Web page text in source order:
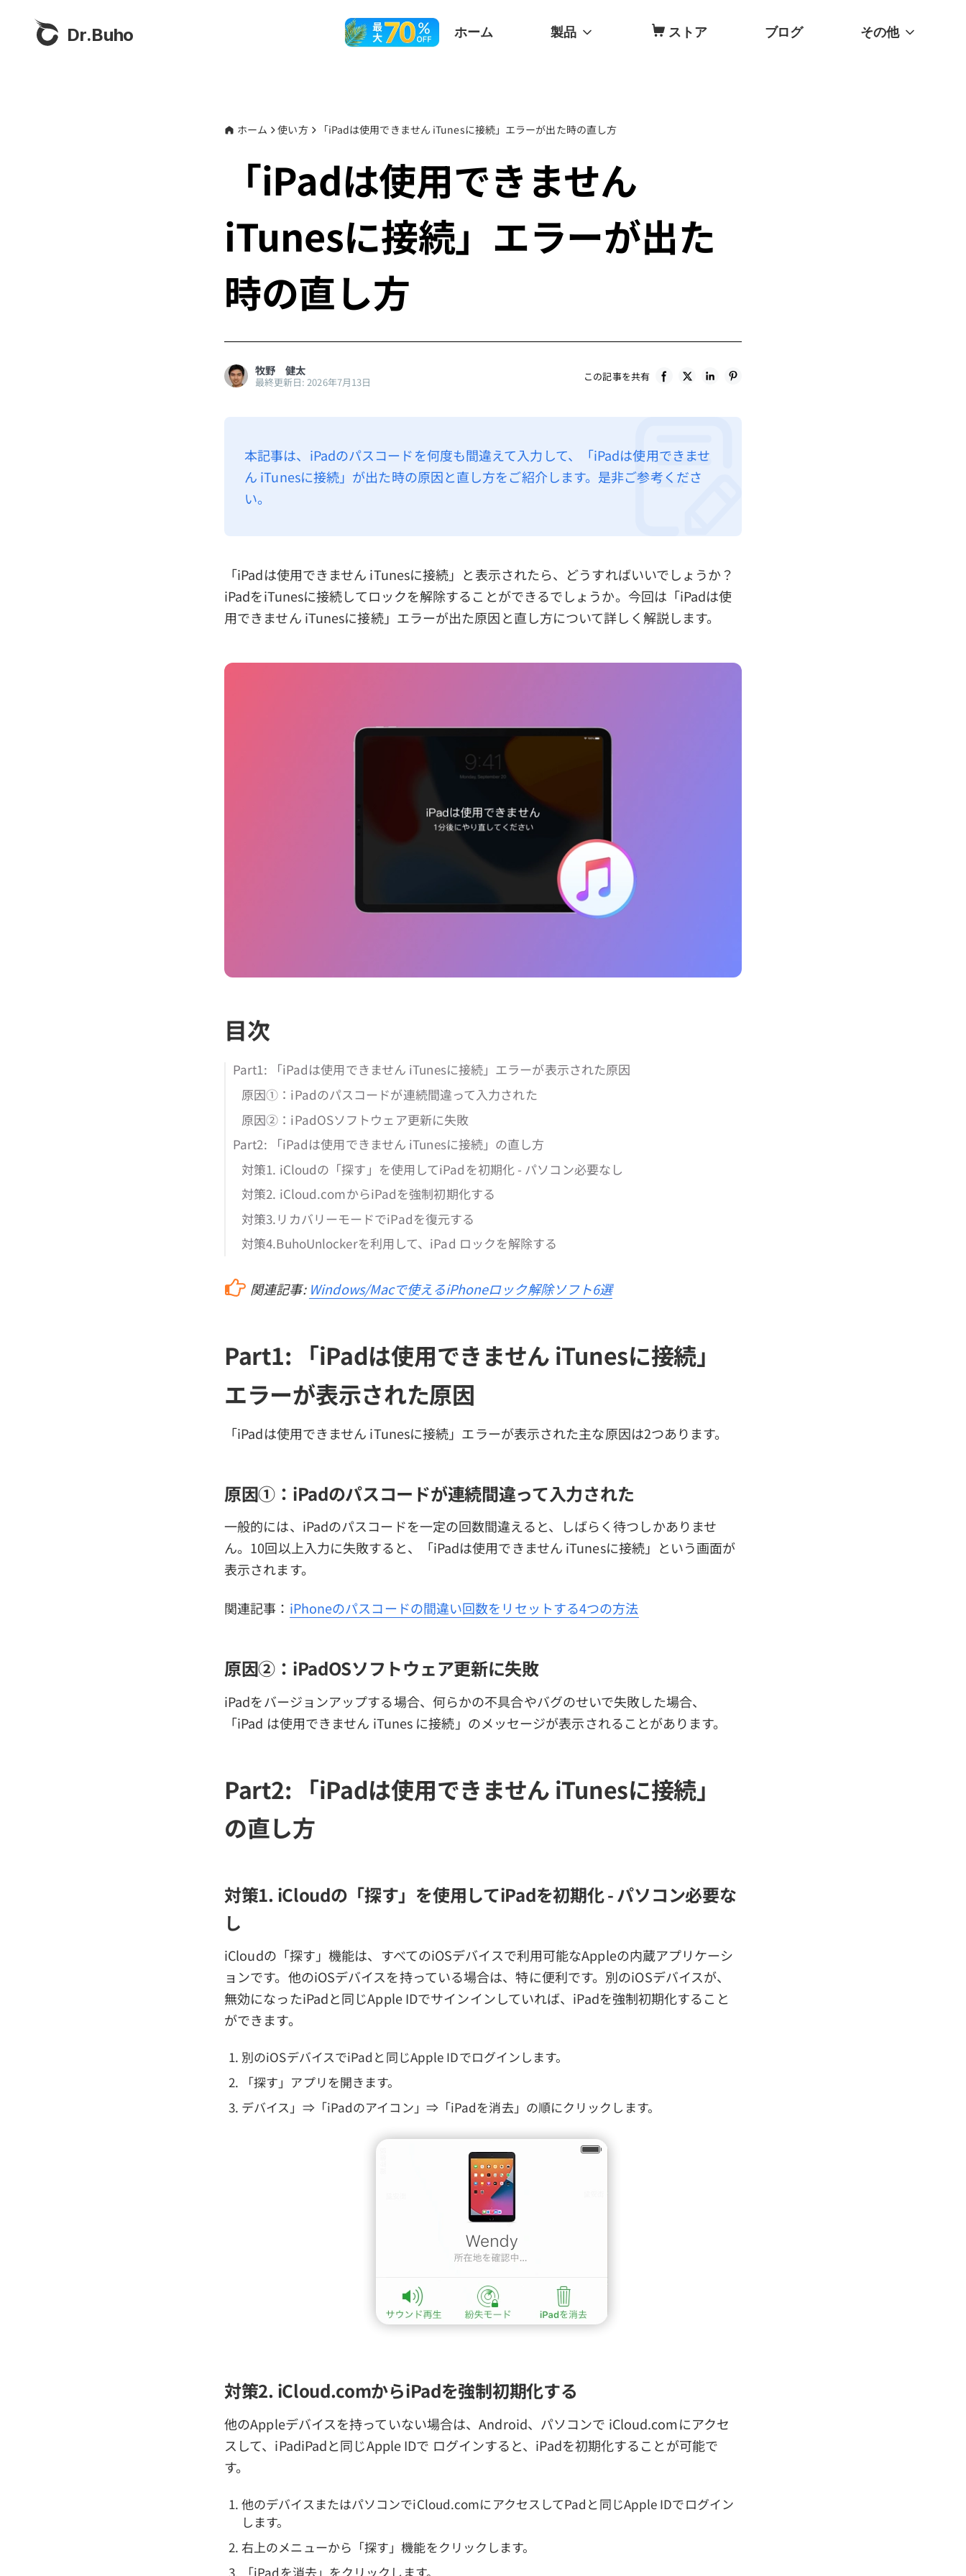
Dr.Buho ホーム 製品 ストア ブログ その他
ホーム 使い方 「iPadは使用できません iTunesに接続」エラーが出た時の直し方
「iPadは使用できません
iTunesに接続」エラーが出た
時の直し方
牧野 健太
最終更新日: 2026年7月13日 この記事を共有
本記事は、iPadのパスコードを何度も間違えて入力して、「iPadは使用できませ
ん iTunesに接続」が出た時の原因と直し方をご紹介します。是非ご参考くださ
い。
「iPadは使用できません iTunesに接続」と表示されたら、どうすればいいでしょうか？
iPadをiTunesに接続してロックを解除することができるでしょうか。今回は「iPadは使
用できません iTunesに接続」エラーが出た原因と直し方について詳しく解説します。
目次
Part1: 「iPadは使用できません iTunesに接続」エラーが表示された原因
原因①：iPadのパスコードが連続間違って入力された
原因②：iPadOSソフトウェア更新に失敗
Part2: 「iPadは使用できません iTunesに接続」の直し方
対策1. iCloudの「探す」を使用してiPadを初期化 - パソコン必要なし
対策2. iCloud.comからiPadを強制初期化する
対策3.リカバリーモードでiPadを復元する
対策4.BuhoUnlockerを利用して、iPad ロックを解除する
関連記事: Windows/Macで使えるiPhoneロック解除ソフト6選
Part1: 「iPadは使用できません iTunesに接続」
エラーが表示された原因
「iPadは使用できません iTunesに接続」エラーが表示された主な原因は2つあります。
原因①：iPadのパスコードが連続間違って入力された
一般的には、iPadのパスコードを一定の回数間違えると、しばらく待つしかありませ
ん。10回以上入力に失敗すると、「iPadは使用できません iTunesに接続」という画面が
表示されます。
関連記事：​​ iPhoneのパスコードの間違い回数をリセットする4つの方法
原因②：iPadOSソフトウェア更新に失敗
iPadをバージョンアップする場合、何らかの不具合やバグのせいで失敗した場合、
「iPad は使用できません iTunes に接続」のメッセージが表示されることがあります。
Part2: 「iPadは使用できません iTunesに接続」
の直し方
対策1. iCloudの「探す」を使用してiPadを初期化 - パソコン必要な
し
iCloudの「探す」機能は、すべてのiOSデバイスで利用可能なAppleの内蔵アプリケーシ
ョンです。他のiOSデバイスを持っている場合は、特に便利です。別のiOSデバイスが、
無効になったiPadと同じApple IDでサインインしていれば、iPadを強制初期化すること
ができます。
別のiOSデバイスでiPadと同じApple IDでログインします。
「探す」アプリを開きます。
デバイス」⇒「iPadのアイコン」⇒「iPadを消去」の順にクリックします。
対策2. iCloud.comからiPadを強制初期化する
他のAppleデバイスを持っていない場合は、Android、パソコンで iCloud.comにアクセ
スして、iPadiPadと同じApple IDで ログインすると、iPadを初期化することが可能で
す。
他のデバイスまたはパソコンでiCloud.comにアクセスしてPadと同じApple IDでログイン
します。
右上のメニューから「探す」機能をクリックします。
「iPadを消去」をクリックします。